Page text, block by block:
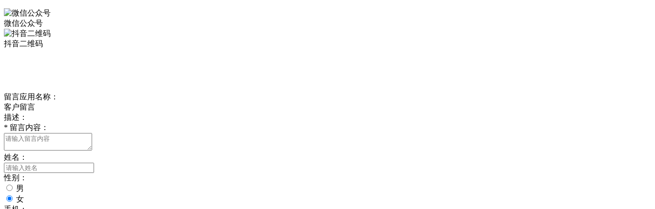
微信公众号
抖音二维码
留言应用名称：
客户留言
描述：
* 留言内容：
姓名：
性别：
男
女